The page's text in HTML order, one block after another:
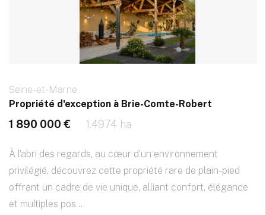
Seine-et-Marne
Propriété d'exception à Brie-Comte-Robert
1 890 000 € 1.4974 ha
À l’abri des regards, au cœur d’un environnement
privilégié, découvrez cette propriété rare de plain-pied
offrant un cadre de vie unique, alliant confort, élégance
et multiples pos...